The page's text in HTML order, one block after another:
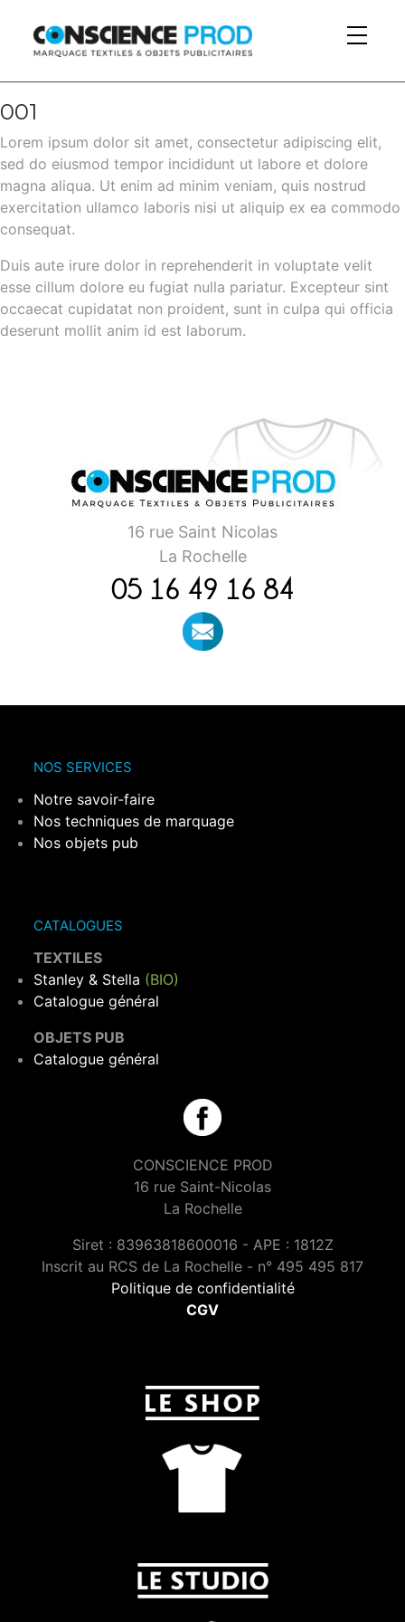
001
Lorem ipsum dolor sit amet, consectetur adipiscing elit,
sed do eiusmod tempor incididunt ut labore et dolore
magna aliqua. Ut enim ad minim veniam, quis nostrud
exercitation ullamco laboris nisi ut aliquip ex ea commodo
consequat.
Duis aute irure dolor in reprehenderit in voluptate velit
esse cillum dolore eu fugiat nulla pariatur. Excepteur sint
occaecat cupidatat non proident, sunt in culpa qui officia
deserunt mollit anim id est laborum.
16 rue Saint Nicolas
La Rochelle
05 16 49 16 84
NOS SERVICES
Notre savoir-faire
Nos techniques de marquage
Nos objets pub
CATALOGUES
TEXTILES
Stanley & Stella (BIO)
Catalogue général
OBJETS PUB
Catalogue général
CONSCIENCE PROD
16 rue Saint-Nicolas
La Rochelle
Siret : 83963818600016 - APE : 1812Z
Inscrit au RCS de La Rochelle - n° 495 495 817
Politique de confidentialité
CGV